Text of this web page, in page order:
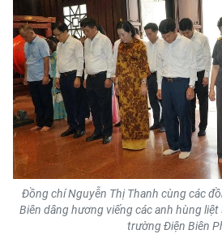
Media Môi trường
Ảnh
Infographic
TIN MỚI
TIN ĐỊA PHƯƠNG
Trung du và miền núi phía Bắc
Đồng chí Nguyễn Thị Thanh cùng các
Biên dâng hương viếng các anh hùng
trường Điện Biên